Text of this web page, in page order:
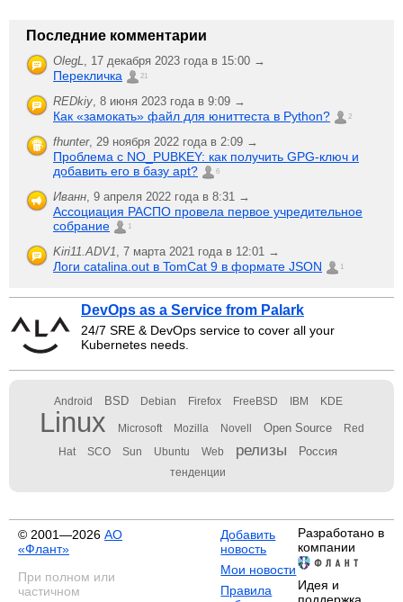
Последние комментарии
OlegL, 17 декабря 2023 года в 15:00 →
Перекличка 21
REDkiy, 8 июня 2023 года в 9:09 →
Как «замокать» файл для юниттеста в Python? 2
fhunter, 29 ноября 2022 года в 2:09 →
Проблема с NO_PUBKEY: как получить GPG-ключ и
добавить его в базу apt?
6
Иванн, 9 апреля 2022 года в 8:31 →
Ассоциация РАСПО провела первое учредительное
собрание
1
Kiri11.ADV1, 7 марта 2021 года в 12:01 →
Логи catalina.out в TomCat 9 в формате JSON 1
DevOps as a Service from Palark
24/7 SRE & DevOps service to cover all your
Kubernetes needs.
Android BSD Debian Firefox FreeBSD IBM KDE
Linux Microsoft Mozilla Novell Open Source Red
Hat SCO Sun Ubuntu Web релизы Россия
тенденции
© 2001—2026 АО
«Флант»
При полном или
частичном
Добавить
новость
Мои новости
Правила
Разработано в
компании
Идея и